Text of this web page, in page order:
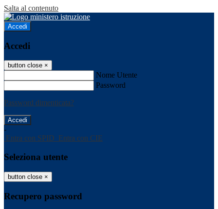
Salta al contenuto
Accedi
Accedi
button close ×
Nome Utente
Password
Password dimenticata?
-
Entra con SPID Entra con CIE
Seleziona utente
button close ×
Recupero password